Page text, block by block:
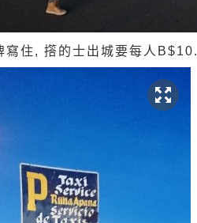
寫住, 撘的士出城要每人B$10.